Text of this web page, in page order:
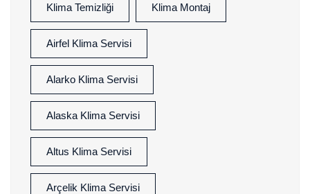
Klima Temizliği Klima Montaj
Airfel Klima Servisi
Alarko Klima Servisi
Alaska Klima Servisi
Altus Klima Servisi
Arçelik Klima Servisi